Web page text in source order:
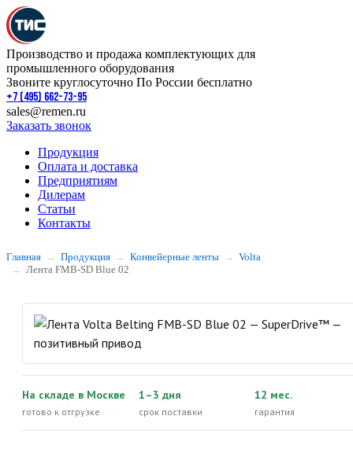
Производство и продажа комплектующих для
промышленного оборудования
Звоните круглосуточно По России бесплатно
+7 (495) 662-73-95
sales@remen.ru
Заказать звонок
Продукция
Оплата и доставка
Предприятиям
Дилерам
Статьи
Контакты
Главная Продукция Конвейерные ленты
Volta
Лента FMB-SD Blue 02
На складе в Москве
готово к отгрузке
1–3 дня
срок поставки
12 мес.
гарантия